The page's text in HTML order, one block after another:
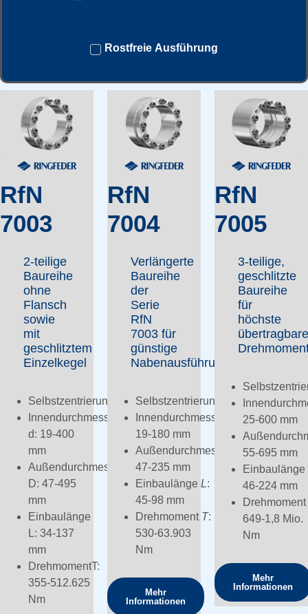
Rostfreie Ausführung
RfN
7003
2-teilige
Baureihe
ohne
Flansch
sowie
mit
geschlitztem
Einzelkegel
Selbstzentrierung
Innendurchmesser
d: 19-400
mm
Außendurchmesser
D: 47-495
mm
Einbaulänge
L: 34-137
mm
DrehmomentT:
355-512.625
Nm
RfN
7004
Verlängerte
Baureihe
der
Serie
RfN
7003 für
günstige
Nabenausführung
Selbstzentrierung
Innendurchmesser
19-180 mm
Außendurchmesser
:
47-235 mm
Einbaulänge L:
45-98 mm
Drehmoment T:
530-63.903
Nm
Mehr
Informationen
RfN
7005
3-teilige,
geschlitzte
Baureihe
für
höchste
25-600 mm
55-695 mm
Einbaulänge
46-224 mm
Drehmoment
649-1,8 Mio.
Nm
Mehr
Informationen